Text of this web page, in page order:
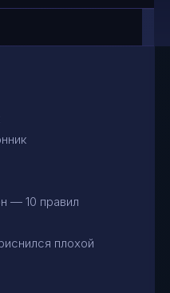
— 10 правил
плохой